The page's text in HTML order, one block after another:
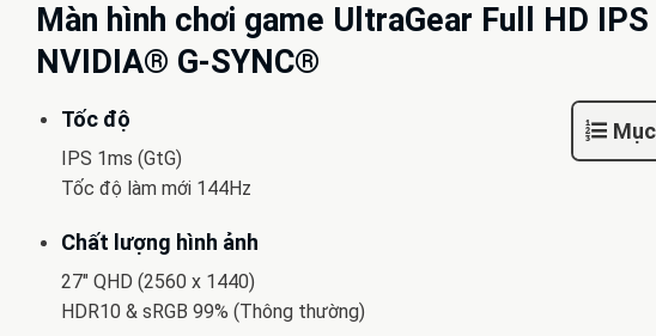
Màn hình chơi game UltraGear Full HD
NVIDIA® G-SYNC®
Tốc độ
IPS 1ms (GtG)
Tốc độ làm mới 144Hz
Chất lượng hình ảnh
27″ QHD (2560 x 1440)
HDR10 & sRGB 99% (Thông thường)